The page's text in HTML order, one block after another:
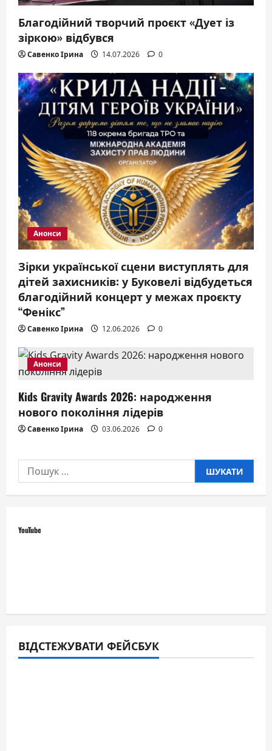
n
Благодійний творчий проєкт «Дует із
зіркою» відбувся
Савенко Ірина 14.07.2026 0
Анонси
Зірки української сцени виступлять для
дітей захисників: у Буковелі відбудеться
благодійний концерт у межах проєкту
“Фенікс”
Савенко Ірина 12.06.2026 0
Анонси
Kids Gravity Awards 2026: народження
нового покоління лідерів
Савенко Ірина 03.06.2026 0
Пошук:
YouTube
ВІДСТЕЖУВАТИ ФЕЙСБУК